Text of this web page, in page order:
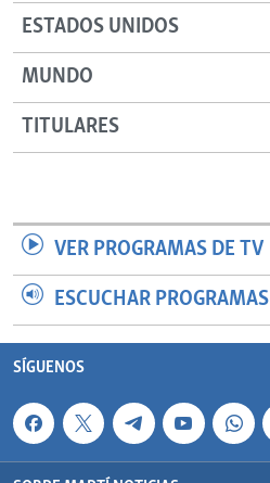
ESTADOS UNIDOS
MUNDO
TITULARES
VER PROGRAMAS DE TV
ESCUCHAR
SÍGUENOS